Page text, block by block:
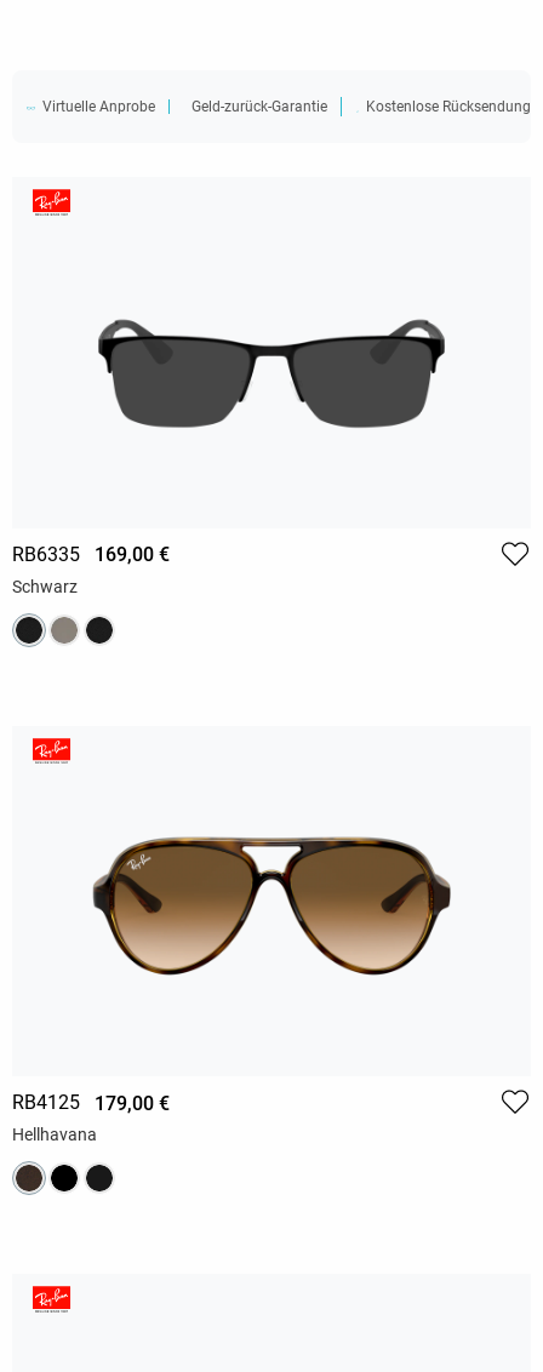
Virtuelle Anprobe Geld-zurück-Garantie Kostenlose Rücksendung
RB6335 169,00 €
Schwarz
RB4125 179,00 €
Hellhavana